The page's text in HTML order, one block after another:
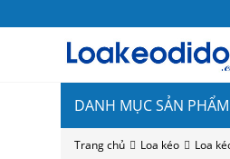
DANH MỤC SẢN PHẨM
Trang chủ Loa kéo Loa